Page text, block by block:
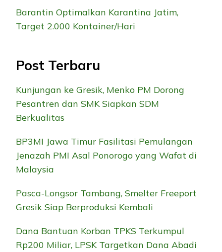
Barantin Optimalkan Karantina Jatim,
Target 2.000 Kontainer/Hari
Post Terbaru
Kunjungan ke Gresik, Menko PM Dorong
Pesantren dan SMK Siapkan SDM
Berkualitas
BP3MI Jawa Timur Fasilitasi Pemulangan
Jenazah PMI Asal Ponorogo yang Wafat di
Malaysia
Pasca-Longsor Tambang, Smelter Freeport
Gresik Siap Berproduksi Kembali
Dana Bantuan Korban TPKS Terkumpul
Rp200 Miliar, LPSK Targetkan Dana Abadi